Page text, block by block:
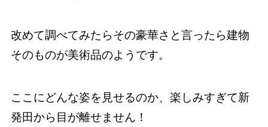
改めて調べてみたらその豪華さと言ったら建物
そのものが美術品のようです。
ここにどんな姿を見せるのか、楽しみすぎて新
発田から目が離せません！